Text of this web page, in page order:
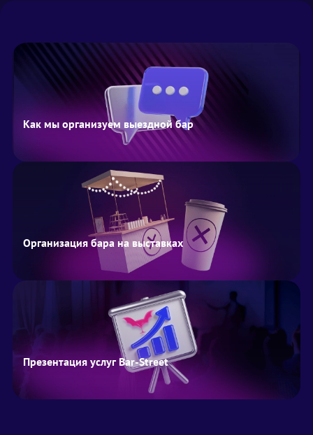
Как мы организуем выездной бар
Организация бара на выставках
Презентация услуг Bar-Street